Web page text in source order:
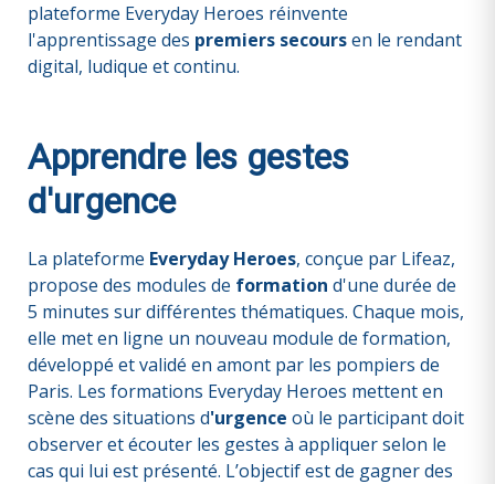
plateforme Everyday Heroes réinvente
l'apprentissage des premiers secoursen le rendant
digital, ludique et continu.
Apprendre les gestes
d'urgence
La plateforme Everyday Heroes, conçue par Lifeaz,
propose des modules de formation d'une durée de
5 minutes sur différentes thématiques. Chaque mois,
elle met en ligne un nouveau module de formation,
développé et validé en amont par les pompiers de
Paris. Les formations Everyday Heroes mettent en
scène des situations d'urgence où le participant doit
observer et écouter les gestes à appliquer selon le
cas qui lui est présenté. L’objectif est de gagner des